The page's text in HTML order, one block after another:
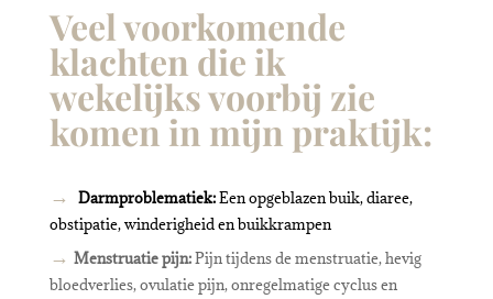
Veel voorkomende
klachten die ik
wekelijks voorbij zie
komen in mijn praktijk:
→ Darmproblematiek:Een opgeblazen buik, diaree,
obstipatie, winderigheid en buikkrampen
→ Menstruatie pijn:Pijn tijdens de menstruatie, hevig
bloedverlies, ovulatie pijn, onregelmatigecyclus en